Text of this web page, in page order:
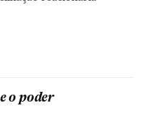
o poder